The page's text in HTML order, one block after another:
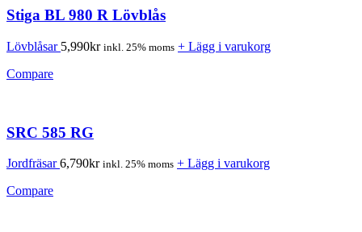
Stiga BL 980 R Lövblås
Lövblåsar 5,990kr inkl. 25% moms + Lägg i varukorg
Compare
SRC 585 RG
Jordfräsar6,790kr inkl. 25% moms + Lägg i varukorg
Compare